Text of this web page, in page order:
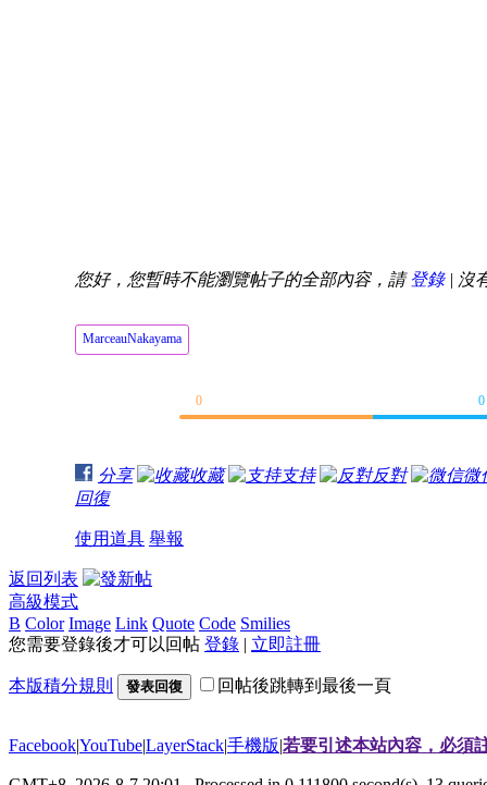
您好，您暫時不能瀏覽帖子的全部內容，請登錄| 沒
MarceauNakayama
0
0
分享 收藏 支持 反對
微
回復
使用道具 舉報
返回列表
高級模式
B Color Image Link Quote Code Smilies
您需要登錄後才可以回帖 登錄 | 立即註冊
本版積分規則 發表回復 回帖後跳轉到最後一頁
Facebook|YouTube|LayerStack|手機版|若要引述本站內容，必須